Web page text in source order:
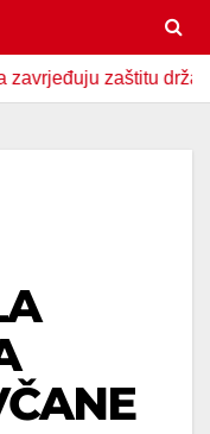
zaštitu države U